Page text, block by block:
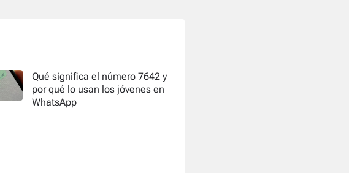
Qué significa el número 7642 y
por qué lo usan los jóvenes en
WhatsApp